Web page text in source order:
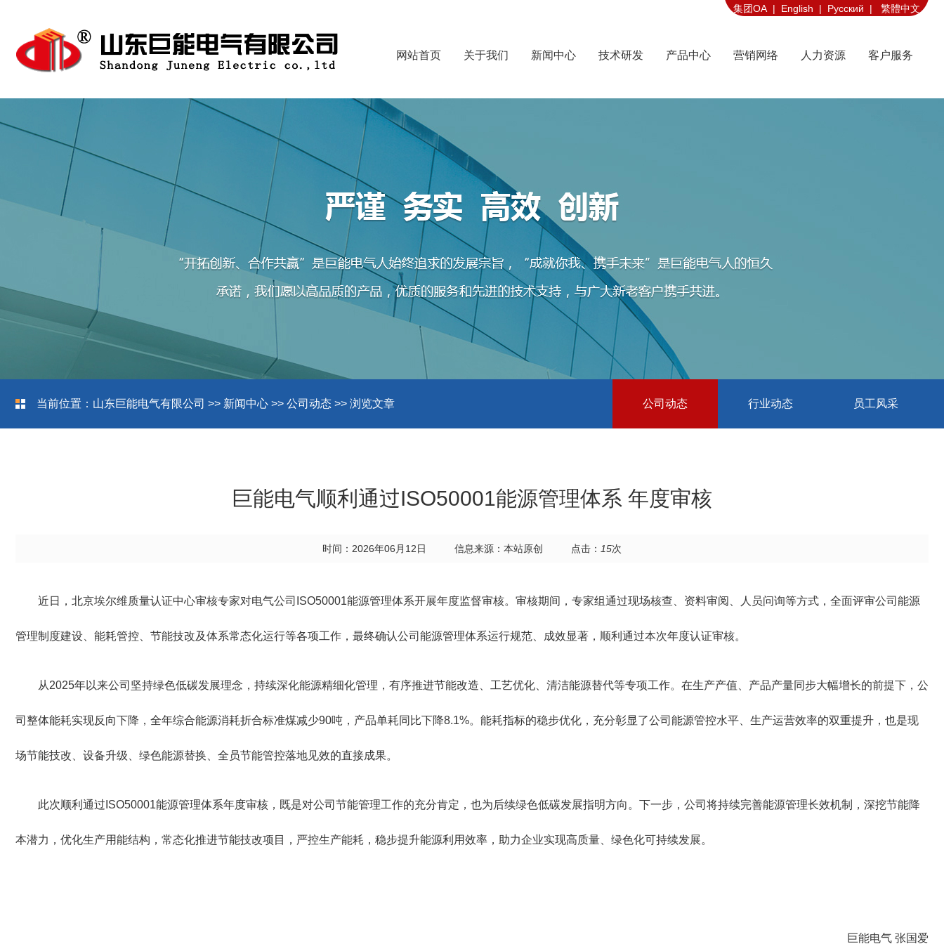
网站首页 关于我们 新闻中心 技术研发 产品中心 营销网络 人力资源 客户服务
集团OA | English | Русский | 繁體中文
当前位置： 山东巨能电气有限公司 >> 新闻中心 >> 公司动态 >> 浏览文章 公司动态 行业动态 员工风采
巨能电气顺利通过ISO50001能源管理体系 年度审核
时间：2026年06月12日 信息来源：本站原创 点击： 15次
近日，北京埃尔维质量认证中心审核专家对电气公司ISO50001能源管理体系开展年度监督审核。审核期间，专家组通过现场核查、资料审阅、人员问询等方式，全面评审公司能源
管理制度建设、能耗管控、节能技改及体系常态化运行等各项工作，最终确认公司能源管理体系运行规范、成效显著，顺利通过本次年度认证审核。
从2025年以来公司坚持绿色低碳发展理念，持续深化能源精细化管理，有序推进节能改造、工艺优化、清洁能源替代等专项工作。在生产产值、产品产量同步大幅增长的前提下，公
司整体能耗实现反向下降，全年综合能源消耗折合标准煤减少90吨，产品单耗同比下降8.1%。能耗指标的稳步优化，充分彰显了公司能源管控水平、生产运营效率的双重提升，也是现
场节能技改、设备升级、绿色能源替换、全员节能管控落地见效的直接成果。
此次顺利通过ISO50001能源管理体系年度审核，既是对公司节能管理工作的充分肯定，也为后续绿色低碳发展指明方向。下一步，公司将持续完善能源管理长效机制，深挖节能降
本潜力，优化生产用能结构，常态化推进节能技改项目，严控生产能耗，稳步提升能源利用效率，助力企业实现高质量、绿色化可持续发展。
巨能电气 张国爱